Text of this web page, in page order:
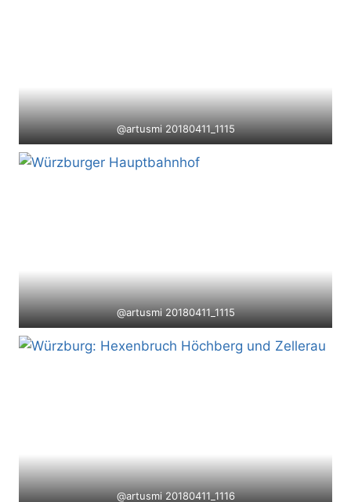
@artusmi 20180411_1115
@artusmi 20180411_1115
@artusmi 20180411_1116